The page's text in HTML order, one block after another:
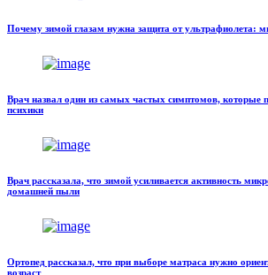
Почему зимой глазам нужна защита от ультрафиолета:
Врач назвал один из самых частых симптомов, которые
психики
Врач рассказала, что зимой усиливается активность
домашней пыли
Ортопед рассказал, что при выборе матраса нужно
возраст